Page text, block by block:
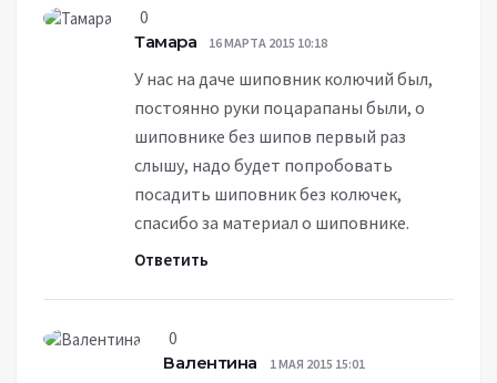
0
Тамара
16 МАРТА 2015 10:18
У нас на даче шиповник колючий был,
постоянно руки поцарапаны были, о
шиповнике без шипов первый раз
слышу, надо будет попробовать
посадить шиповник без колючек,
спасибо за материал о шиповнике.
Ответить
0
Валентина
1 МАЯ 2015 15:01